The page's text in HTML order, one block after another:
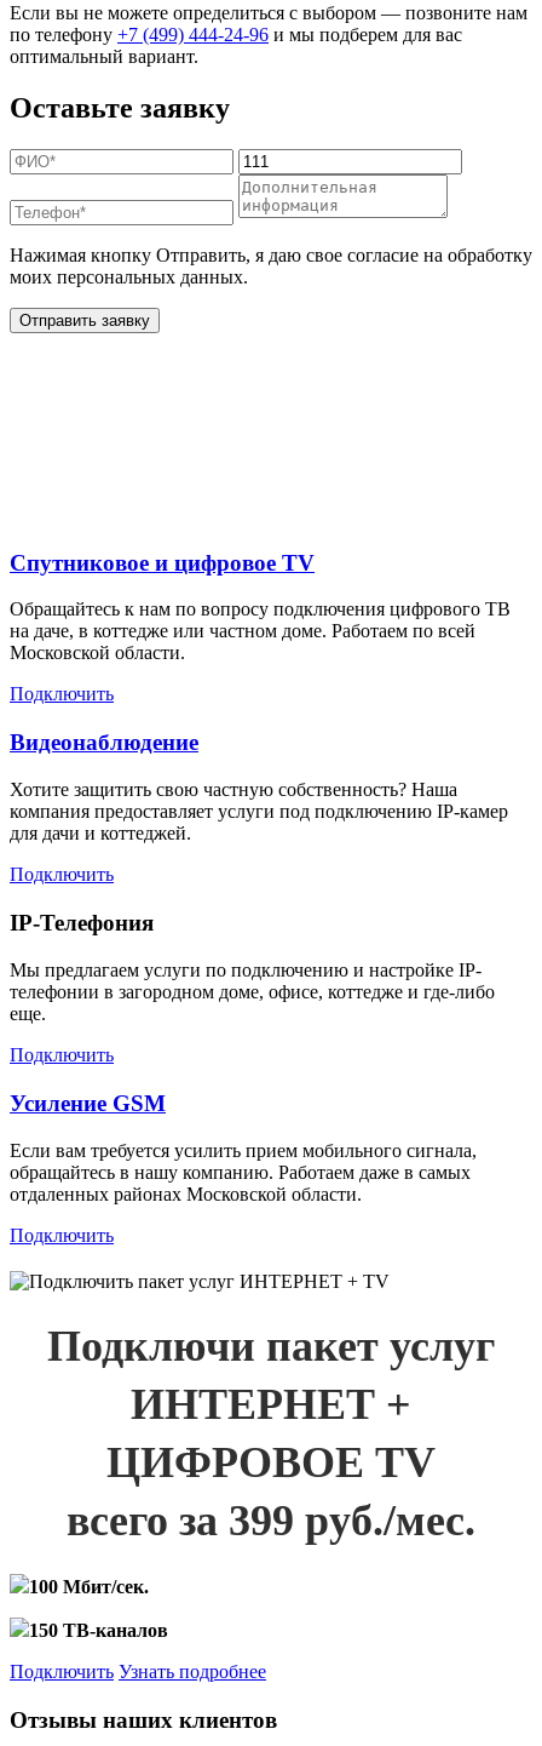
Если вы не можете определиться с выбором — позвоните нам
по телефону +7 (499) 444-24-96 и мы подберем для вас
оптимальный вариант.
Оставьте заявку
Нажимая кнопку Отправить, я даю свое согласие на обработку
моих персональных данных.
Отправить заявку
Спутниковое и цифровое TV
Обращайтесь к нам по вопросу подключения цифрового ТВ
на даче, в коттедже или частном доме. Работаем по всей
Московской области.
Подключить
Видеонаблюдение
Хотите защитить свою частную собственность? Наша
компания предоставляет услуги под подключению IP-камер
для дачи и коттеджей.
Подключить
IP-Телефония
Мы предлагаем услуги по подключению и настройке IP-
телефонии в загородном доме, офисе, коттедже и где-либо
еще.
Подключить
Усиление GSM
Если вам требуется усилить прием мобильного сигнала,
обращайтесь в нашу компанию. Работаем даже в самых
отдаленных районах Московской области.
Подключить
Подключи пакет услуг
ИНТЕРНЕТ +
ЦИФРОВОЕ TV
всего за 399 руб./мес.
100 Мбит/сек.
150 ТВ-каналов
Подключить Узнать подробнее
Отзывы наших клиентов